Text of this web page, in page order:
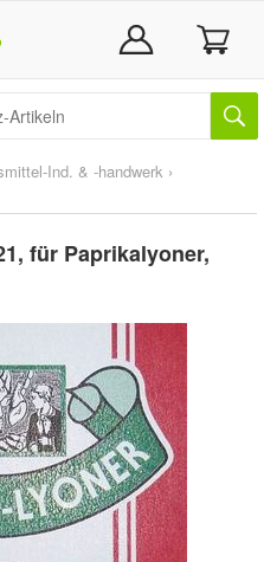
Ind. & -handwerk ›
für Paprikalyoner,